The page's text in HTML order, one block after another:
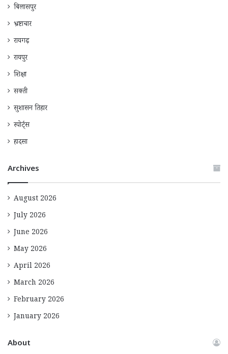
बिलासपुर
भ्रष्टाचार
रायगढ़
रायपुर
शिक्षा
सक्ती
सुशासन तिहार
स्पोर्ट्स
हादसा
Archives
August 2026
July 2026
June 2026
May 2026
April 2026
March 2026
February 2026
January 2026
About